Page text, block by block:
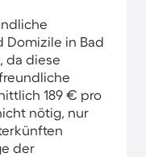
Domizile in Bad
da diese
189 € pro
nötig, nur
der